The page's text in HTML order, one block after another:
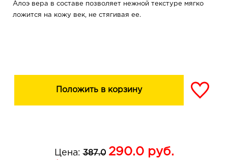
Алоэ вера в составе позволяет нежной текстуре мягко
ложится на кожу век, не стягивая ее.
Положить в корзину
Цена:387.0 290.0руб.